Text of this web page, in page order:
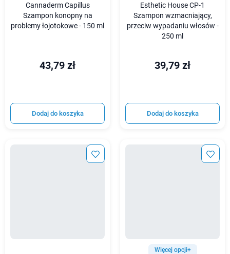
Cannaderm Capillus
Szampon konopny na
problemy łojotokowe - 150 ml
43,79 zł
Dodaj do koszyka
Esthetic House CP-1
Szampon wzmacniający,
przeciw wypadaniu włosów -
250 ml
39,79 zł
Dodaj do koszyka
Więcej opcji+